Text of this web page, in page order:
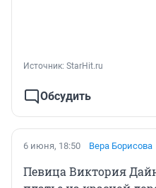
Источник: StarHit.ru
Обсудить
6 июня, 18:50 Вера Борисова
Певица Виктория